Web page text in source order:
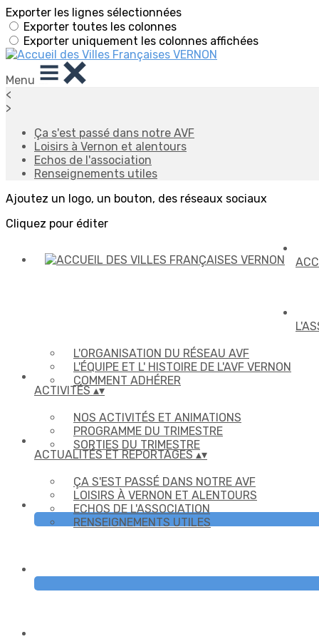
Exporter les lignes sélectionnées
Exporter toutes les colonnes
Exporter uniquement les colonnes affichées
Menu
<
>
Ça s'est passé dans notre AVF
Loisirs à Vernon et alentours
Echos de l'association
Renseignements utiles
Ajoutez un logo, un bouton, des réseaux sociaux
Cliquez pour éditer
L'ORGANISATION DU RÉSEAU AVF
L'ÉQUIPE ET L' HISTOIRE DE L'AVF VERNON
COMMENT ADHÉRER
ACTIVITÉS▴▾
NOS ACTIVITÉS ET ANIMATIONS
PROGRAMME DU TRIMESTRE
SORTIES DU TRIMESTRE
ACTUALITÉS ET REPORTAGES▴▾
ÇA S'EST PASSÉ DANS NOTRE AVF
LOISIRS À VERNON ET ALENTOURS
ECHOS DE L'ASSOCIATION
RENSEIGNEMENTS UTILES